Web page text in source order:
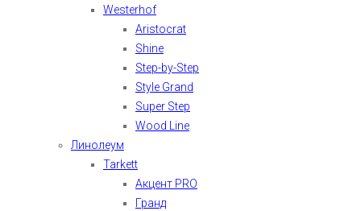
Westerhof
Aristocrat
Shine
Step-by-Step
Style Grand
Super Step
Wood Line
Линолеум
Tarkett
Акцент PRO
Гранд